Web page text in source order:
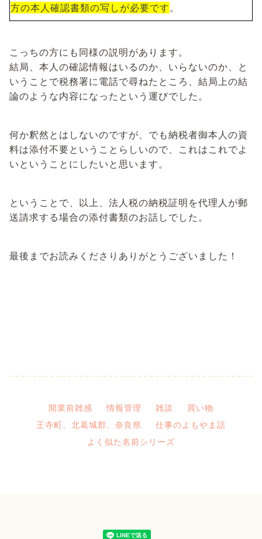
方の本人確認書類の写しが必要です。
こっちの方にも同様の説明があります。
結局、本人の確認情報はいるのか、いらないのか、と
いうことで税務署に電話で尋ねたところ、結局上の結
論のような内容になったという運びでした。
何か釈然とはしないのですが、でも納税者御本人の資
料は添付不要ということらしいので、これはこれでよ
いということにしたいと思います。
ということで、以上、法人税の納税証明を代理人が郵
送請求する場合の添付書類のお話しでした。
最後までお読みくださりありがとうございました！
開業前雑感 情報管理 雑談
買い物
王寺町、北葛城郡、奈良県
仕事のよもやま話
よく似た名前シリーズ